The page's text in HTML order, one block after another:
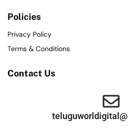
Policies
Privacy Policy
Terms & Conditions
Contact Us